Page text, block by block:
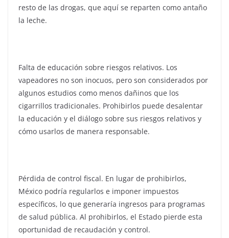
resto de las drogas, que aquí se reparten como antaño
la leche.
Falta de educación sobre riesgos relativos. Los
vapeadores no son inocuos, pero son considerados por
algunos estudios como menos dañinos que los
cigarrillos tradicionales. Prohibirlos puede desalentar
la educación y el diálogo sobre sus riesgos relativos y
cómo usarlos de manera responsable.
Pérdida de control fiscal. En lugar de prohibirlos,
México podría regularlos e imponer impuestos
específicos, lo que generaría ingresos para programas
de salud pública. Al prohibirlos, el Estado pierde esta
oportunidad de recaudación y control.